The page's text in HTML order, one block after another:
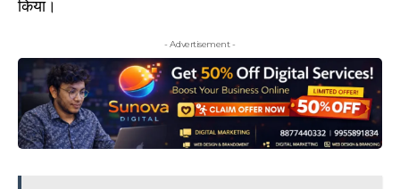
किया।
- Advertisement -